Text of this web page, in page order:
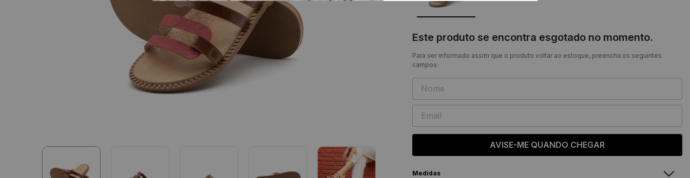
Este produto se encontra esgotado no momento.
Para ser informado assim que o produto voltar ao estoque, preencha os seguintes
campos:
AVISE-ME QUANDO CHEGAR
Medidas